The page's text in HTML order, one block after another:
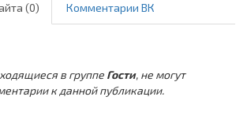
(0) Комментарии ВК
в группе Гости, не могут
к данной публикации.